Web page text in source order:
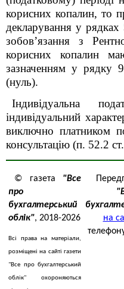
корисних копалин, то
декларування у
зобов’язання з
корисних копалин
зазначенням у рядку
(нуль).
Індивідуальна
індивідуальний
виключно платником
консультацію (п. 52.2
© газета "Все
про
бухгалтерський
облік", 2018-2026
Всі права на матеріали,
розміщені на сайті газети
"Все про бухгалтерський
облік" охороняються
на